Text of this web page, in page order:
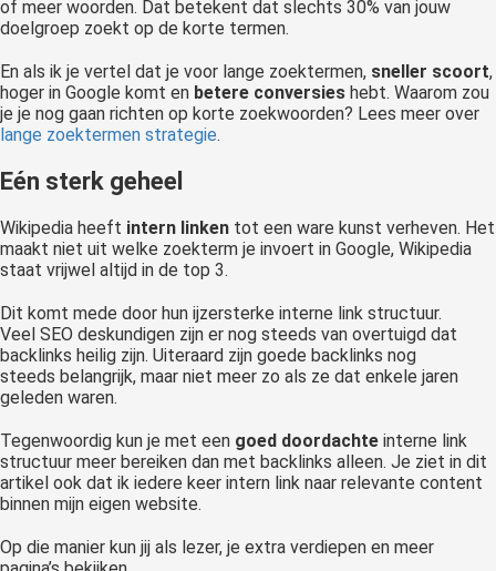
of meer woorden. Dat betekent dat slechts 30% van jouw
doelgroep zoekt op de korte termen.
En als ik je vertel dat je voor lange zoektermen, sneller scoort,
hoger in Google komt en betere conversies hebt. Waarom zou
je je nog gaan richten op korte zoekwoorden? Lees meer over
lange zoektermen strategie.
Eén sterk geheel
Wikipedia heeft intern linken tot een ware kunst verheven. Het
maakt niet uit welke zoekterm je invoert in Google, Wikipedia
staat vrijwel altijd in de top 3.
Dit komt mede door hun ijzersterke interne link structuur.
Veel SEO deskundigen zijn er nog steeds van overtuigd dat
backlinks heilig zijn. Uiteraard zijn goede backlinks nog
steeds belangrijk, maar niet meer zo als ze dat enkele jaren
geleden waren.
Tegenwoordig kun je met een goed doordachte interne link
structuur meer bereiken dan met backlinks alleen. Je ziet in dit
artikel ook dat ik iedere keer intern link naar relevante content
binnen mijn eigen website.
Op die manier kun jij als lezer, je extra verdiepen en meer